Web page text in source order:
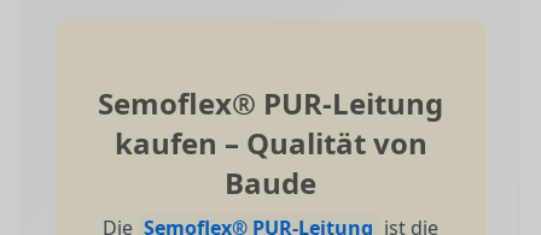
Semoflex® PUR-Leitung
kaufen – Qualität von
Baude
Die Semoflex® PUR-Leitung ist die